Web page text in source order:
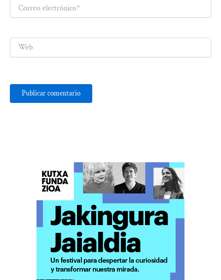
Correo
electrónico*
Web